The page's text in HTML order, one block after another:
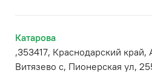
Катарова
,353417, Краснодарский край,
Витязево с, Пионерская ул,